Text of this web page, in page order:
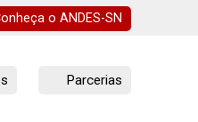
o ANDES-SN
Parcerias